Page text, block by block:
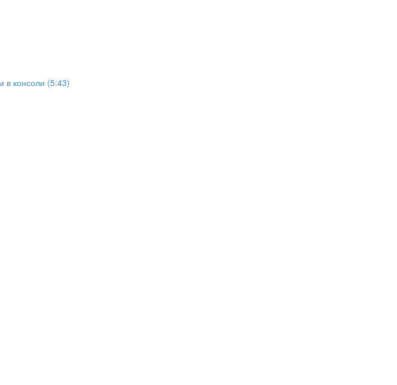
в консоли (5:43)